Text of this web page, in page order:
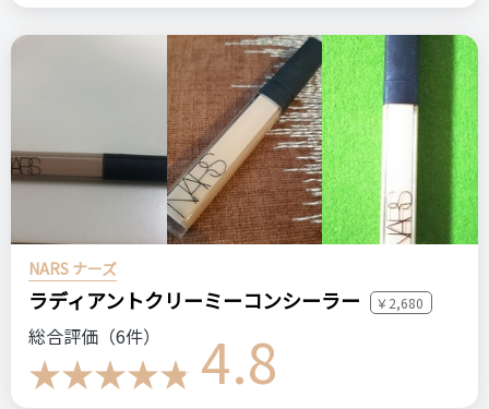
比較したもの・こちらを選んだ理由
肌に馴染むと書いていたのと、口コミが良かったので購入しま
価格 場所
ダイソー
ダイソー りそうのふたえ アイテープ
コメント（0 件）
NARS ナーズ
ラディアントクリーミーコンシーラー ￥2,680
総合評価（6件） 4.8